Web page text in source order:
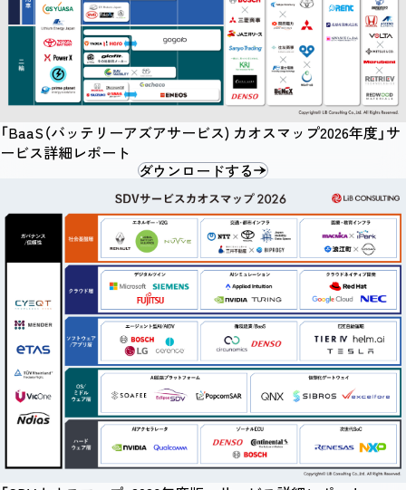
「BaaS（バッテリーアズアサービス) カオスマップ2026年度」サ
ービス詳細レポート
ダウンロードする